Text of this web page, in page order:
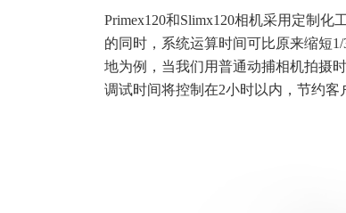
Primex120和Slimx120相机采用定制
的同时，系统运算时间可比原来缩短
地为例，当我们用普通动捕相机拍摄
调试时间将控制在2小时以内，节约客